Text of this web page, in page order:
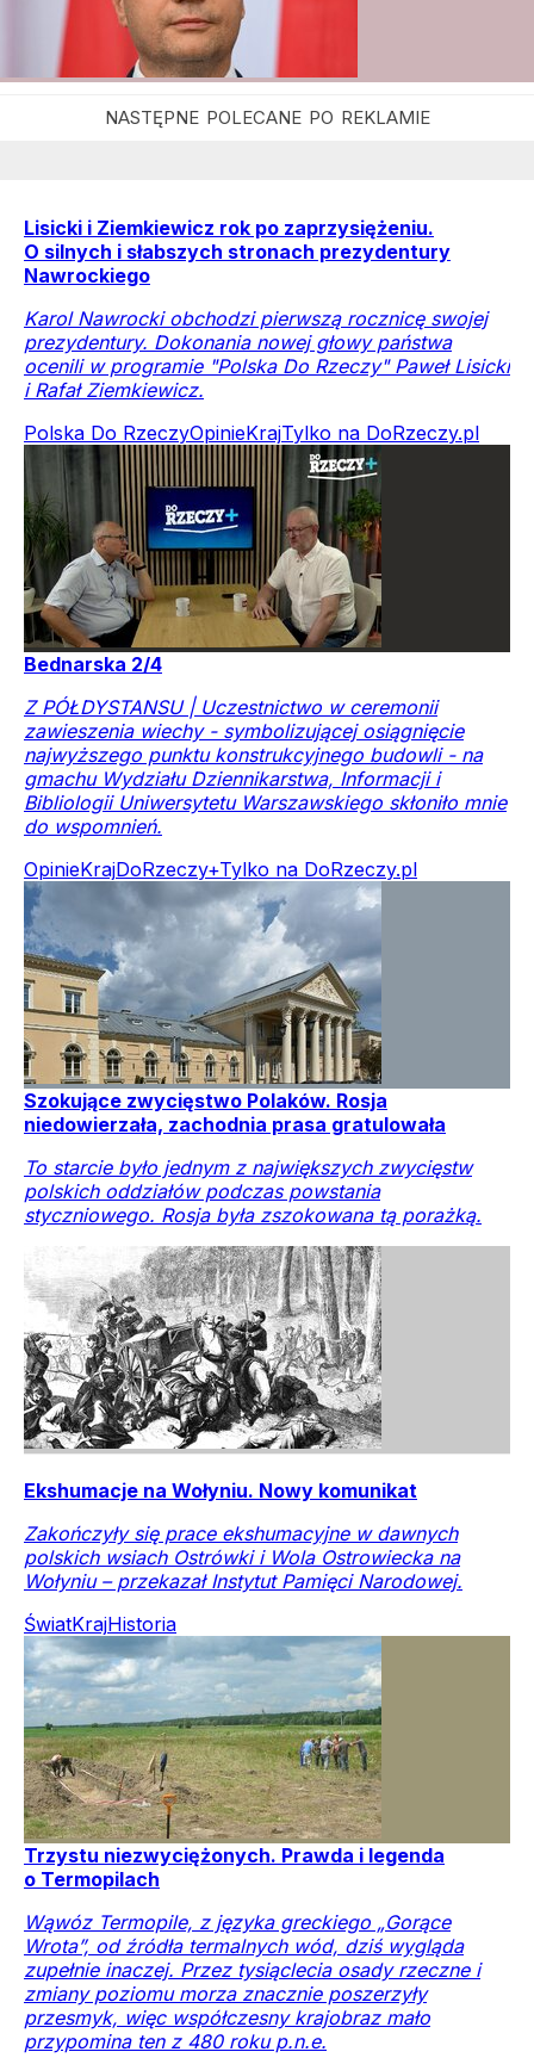
Lisicki i Ziemkiewicz rok po zaprzysiężeniu.
O silnych i słabszych stronach prezydentury
Nawrockiego
Karol Nawrocki obchodzi pierwszą rocznicę swojej
prezydentury. Dokonania nowej głowy państwa
ocenili w programie "Polska Do Rzeczy" Paweł Lisicki
i Rafał Ziemkiewicz.
Polska Do RzeczyOpinieKrajTylko na DoRzeczy.pl
Bednarska 2/4
Z PÓŁDYSTANSU | Uczestnictwo w ceremonii
zawieszenia wiechy - symbolizującej osiągnięcie
najwyższego punktu konstrukcyjnego budowli - na
gmachu Wydziału Dziennikarstwa, Informacji i
Bibliologii Uniwersytetu Warszawskiego skłoniło mnie
do wspomnień.
OpinieKrajDoRzeczy+Tylko na DoRzeczy.pl
Szokujące zwycięstwo Polaków. Rosja
niedowierzała, zachodnia prasa gratulowała
To starcie było jednym z największych zwycięstw
polskich oddziałów podczas powstania
styczniowego. Rosja była zszokowana tą porażką.
Ekshumacje na Wołyniu. Nowy komunikat
Zakończyły się prace ekshumacyjne w dawnych
polskich wsiach Ostrówki i Wola Ostrowiecka na
Wołyniu – przekazał Instytut Pamięci Narodowej.
ŚwiatKrajHistoria
Trzystu niezwyciężonych. Prawda i legenda
o Termopilach
Wąwóz Termopile, z języka greckiego „Gorące
Wrota”, od źródła termalnych wód, dziś wygląda
zupełnie inaczej. Przez tysiąclecia osady rzeczne i
zmiany poziomu morza znacznie poszerzyły
przesmyk, więc współczesny krajobraz mało
przypomina ten z 480 roku p.n.e.